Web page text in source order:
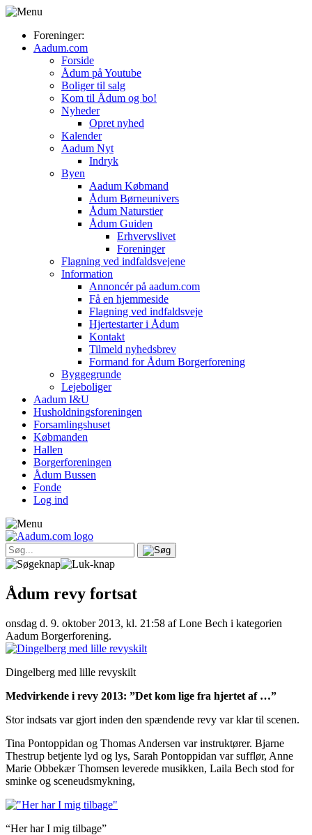
Foreninger:
Aadum.com
Forside
Ådum på Youtube
Boliger til salg
Kom til Ådum og bo!
Nyheder
Opret nyhed
Kalender
Aadum Nyt
Indryk
Byen
Aadum Købmand
Ådum Børneunivers
Ådum Naturstier
Ådum Guiden
Erhvervslivet
Foreninger
Flagning ved indfaldsvejene
Information
Annoncér på aadum.com
Få en hjemmeside
Flagning ved indfaldsveje
Hjertestarter i Ådum
Kontakt
Tilmeld nyhedsbrev
Formand for Ådum Borgerforening
Byggegrunde
Lejeboliger
Aadum I&U
Husholdningsforeningen
Forsamlingshuset
Købmanden
Hallen
Borgerforeningen
Ådum Bussen
Fonde
Log ind
Ådum revy fortsat
onsdag d. 9. oktober 2013, kl. 21:58 af Lone Bech i kategorien
Aadum Borgerforening.
Dingelberg med lille revyskilt
Medvirkende i revy 2013: ”Det kom lige fra hjertet af …”
Stor indsats var gjort inden den spændende revy var klar til scenen.
Tina Pontoppidan og Thomas Andersen var instruktører. Bjarne
Thestrup betjente lyd og lys, Sarah Pontoppidan var sufflør, Anne
Marie Obbekær Thomsen leverede musikken, Laila Bech stod for
sminke og sceneudsmykning,
“Her har I mig tilbage”